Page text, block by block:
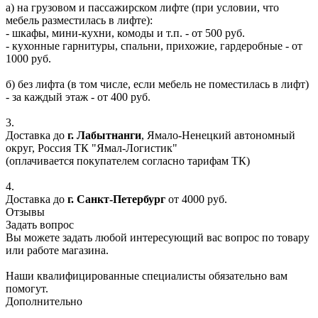
а) на грузовом и пассажирском лифте (при условии, что
мебель разместилась в лифте):
- шкафы, мини-кухни, комоды и т.п. - от 500 руб.
- кухонные гарнитуры, спальни, прихожие, гардеробные - от
1000 руб.
б) без лифта (в том числе, если мебель не поместилась в лифт)
- за каждый этаж - от 400 руб.
3.
Доставка до г. Лабытнанги, Ямало-Ненецкий автономный
округ, Россия ТК "Ямал-Логистик"
(оплачивается покупателем согласно тарифам ТК)
4.
Доставка до г. Санкт-Петербург от 4000 руб.
Отзывы
Задать вопрос
Вы можете задать любой интересующий вас вопрос по товару
или работе магазина.
Наши квалифицированные специалисты обязательно вам
помогут.
Дополнительно